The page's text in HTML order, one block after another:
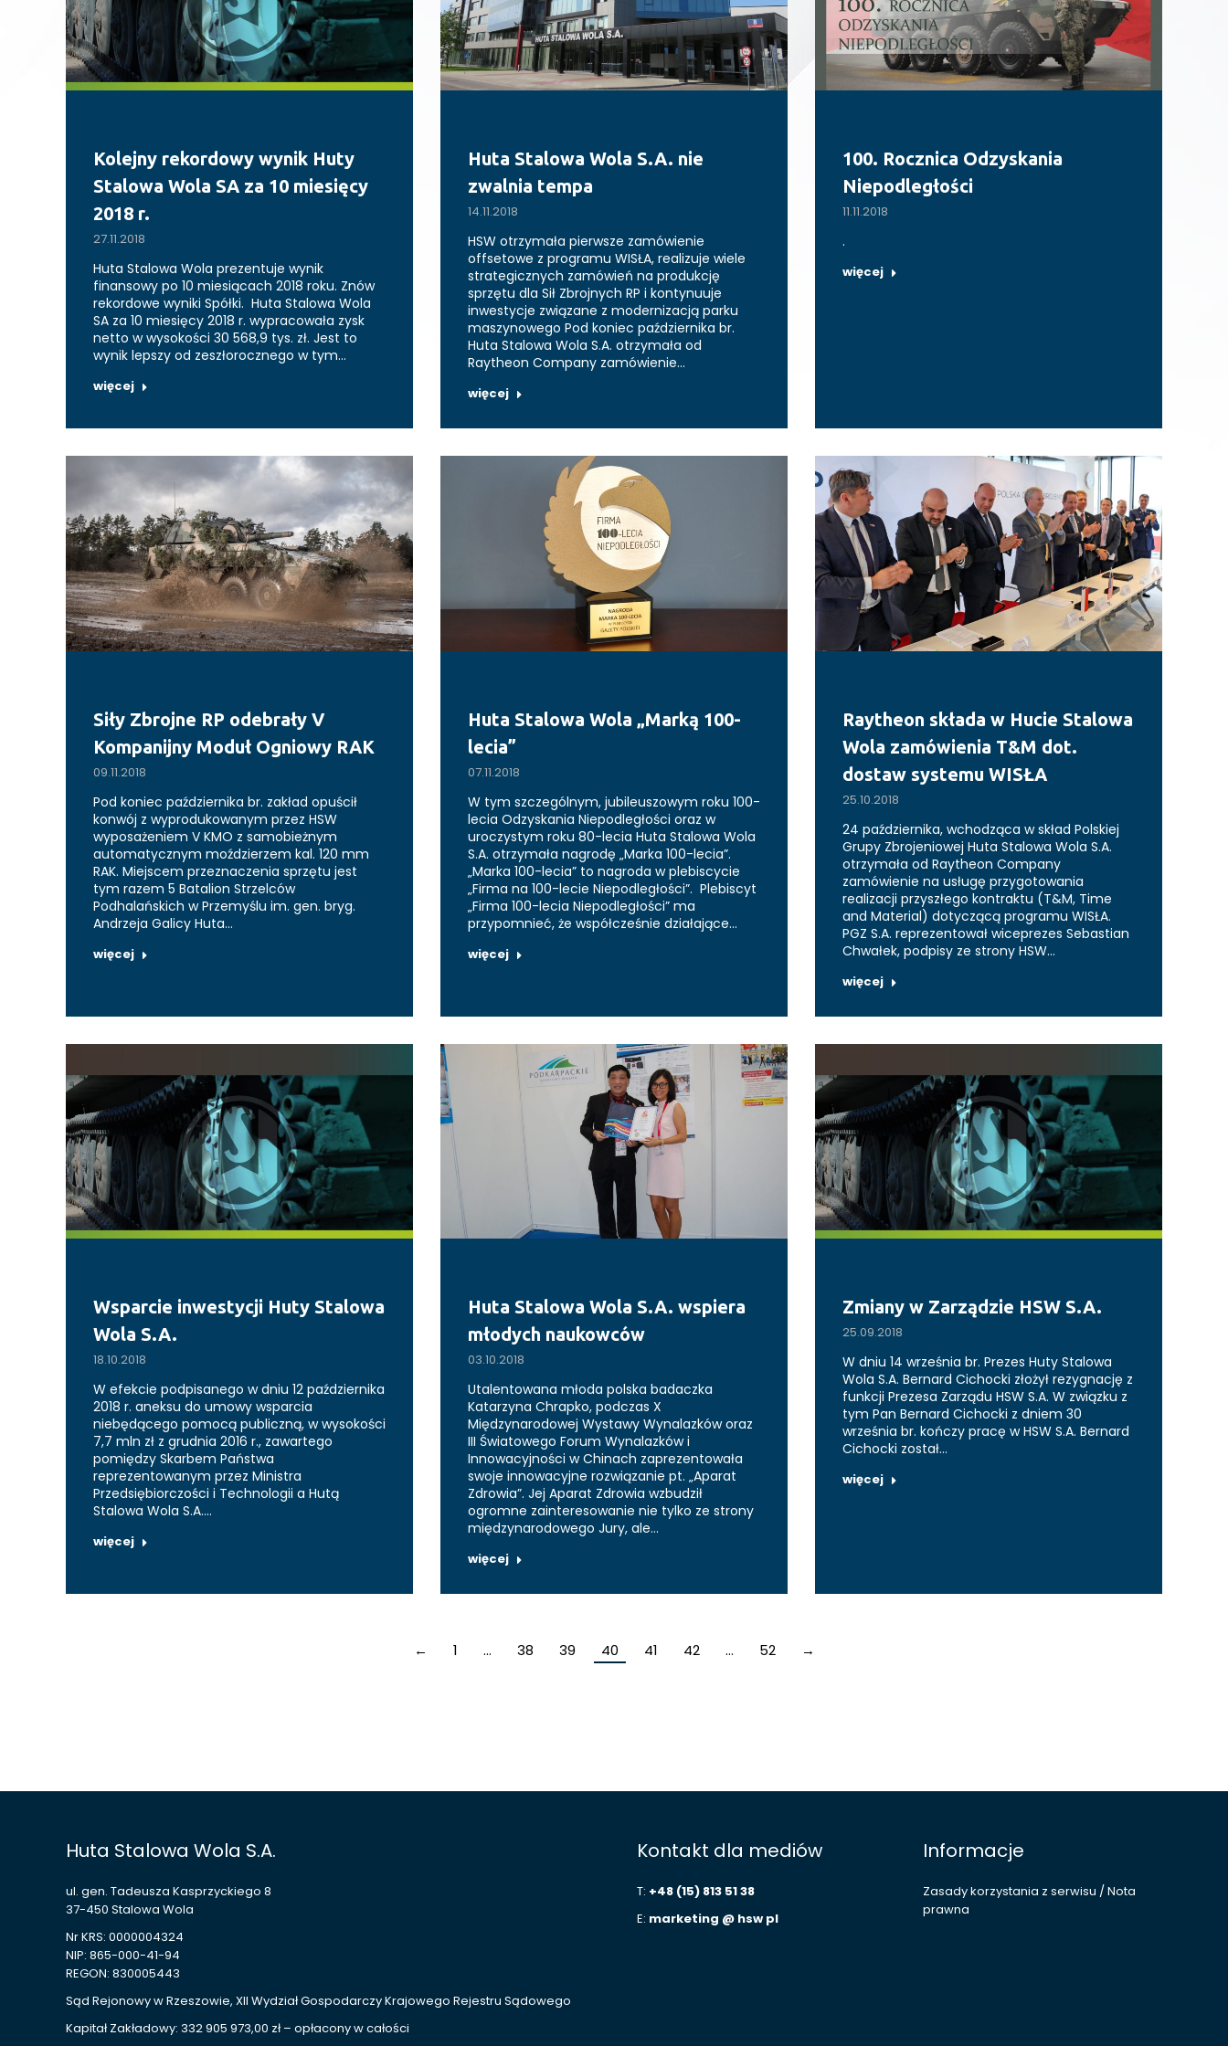
Kolejny rekordowy wynik Huty
Stalowa Wola SA za 10 miesięcy
2018 r.
27.11.2018
Huta Stalowa Wola prezentuje wynik
finansowy po 10 miesiącach 2018 roku. Znów
rekordowe wyniki Spółki. Huta Stalowa Wola
SA za 10 miesięcy 2018 r. wypracowała zysk
netto w wysokości 30 568,9 tys. zł. Jest to
wynik lepszy od zeszłorocznego w tym…
więcej
Huta Stalowa Wola S.A. nie
zwalnia tempa
14.11.2018
HSW otrzymała pierwsze zamówienie
offsetowe z programu WISŁA, realizuje wiele
strategicznych zamówień na produkcję
sprzętu dla Sił Zbrojnych RP i kontynuuje
inwestycje związane z modernizacją parku
maszynowego Pod koniec października br.
Huta Stalowa Wola S.A. otrzymała od
Raytheon Company zamówienie…
więcej
100. Rocznica Odzyskania
Niepodległości
11.11.2018
.
więcej
Siły Zbrojne RP odebrały V
Kompanijny Moduł Ogniowy RAK
09.11.2018
Pod koniec października br. zakład opuścił
konwój z wyprodukowanym przez HSW
wyposażeniem V KMO z samobieżnym
automatycznym moździerzem kal. 120 mm
RAK. Miejscem przeznaczenia sprzętu jest
tym razem 5 Batalion Strzelców
Podhalańskich w Przemyślu im. gen. bryg.
Andrzeja Galicy Huta…
więcej
Huta Stalowa Wola „Marką 100-
lecia”
07.11.2018
W tym szczególnym, jubileuszowym roku 100-
lecia Odzyskania Niepodległości oraz w
uroczystym roku 80-lecia Huta Stalowa Wola
S.A. otrzymała nagrodę „Marka 100-lecia”.
„Marka 100-lecia” to nagroda w plebiscycie
„Firma na 100-lecie Niepodległości”. Plebiscyt
„Firma 100-lecia Niepodległości” ma
przypomnieć, że współcześnie działające…
więcej
Raytheon składa w Hucie Stalowa
Wola zamówienia T&M dot.
dostaw systemu WISŁA
25.10.2018
24 października, wchodząca w skład Polskiej
Grupy Zbrojeniowej Huta Stalowa Wola S.A.
otrzymała od Raytheon Company
zamówienie na usługę przygotowania
realizacji przyszłego kontraktu (T&M, Time
and Material) dotyczącą programu WISŁA.
PGZ S.A. reprezentował wiceprezes Sebastian
Chwałek, podpisy ze strony HSW…
więcej
Wsparcie inwestycji Huty Stalowa
Wola S.A.
18.10.2018
W efekcie podpisanego w dniu 12 października
2018 r. aneksu do umowy wsparcia
niebędącego pomocą publiczną, w wysokości
7,7 mln zł z grudnia 2016 r., zawartego
pomiędzy Skarbem Państwa
reprezentowanym przez Ministra
Przedsiębiorczości i Technologii a Hutą
Stalowa Wola S.A.…
więcej
Huta Stalowa Wola S.A. wspiera
młodych naukowców
03.10.2018
Utalentowana młoda polska badaczka
Katarzyna Chrapko, podczas X
Międzynarodowej Wystawy Wynalazków oraz
III Światowego Forum Wynalazków i
Innowacyjności w Chinach zaprezentowała
swoje innowacyjne rozwiązanie pt. „Aparat
Zdrowia”. Jej Aparat Zdrowia wzbudził
ogromne zainteresowanie nie tylko ze strony
międzynarodowego Jury, ale…
więcej
Zmiany w Zarządzie HSW S.A.
25.09.2018
W dniu 14 września br. Prezes Huty Stalowa
Wola S.A. Bernard Cichocki złożył rezygnację z
funkcji Prezesa Zarządu HSW S.A. W związku z
tym Pan Bernard Cichocki z dniem 30
września br. kończy pracę w HSW S.A. Bernard
Cichocki został…
więcej
← 1 … 38 39 40 41 42 … 52 →
Huta Stalowa Wola S.A.
ul. gen. Tadeusza Kasprzyckiego 8
37-450 Stalowa Wola
Nr KRS: 0000004324
NIP: 865-000-41-94
REGON: 830005443
Sąd Rejonowy w Rzeszowie, XII Wydział Gospodarczy Krajowego Rejestru Sądowego
Kapitał Zakładowy: 332 905 973,00 zł – opłacony w całości
Kontakt dla mediów
T: +48 (15) 813 51 38
E: marketing @ hsw pl
Informacje
Zasady korzystania z serwisu / Nota
prawna